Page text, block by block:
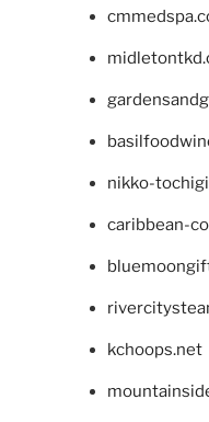
nikko-
caribbean-
kchoops.net